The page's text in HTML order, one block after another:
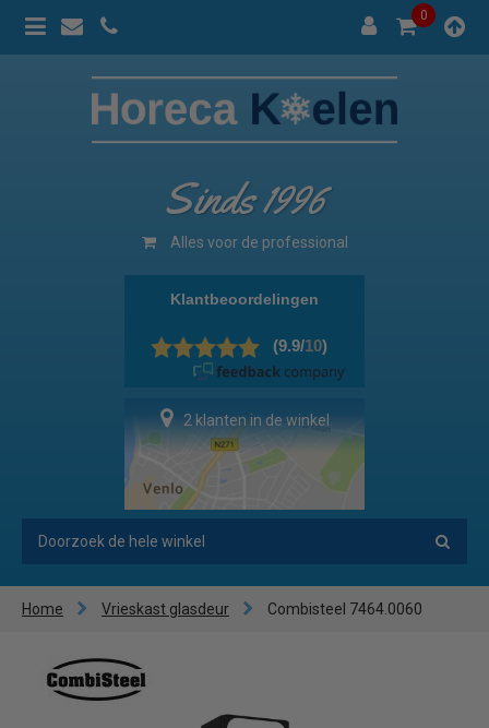
0
Sinds 1996
Alles voor de professional
2 klanten in de winkel
Home Vrieskast glasdeur Combisteel 7464.0060